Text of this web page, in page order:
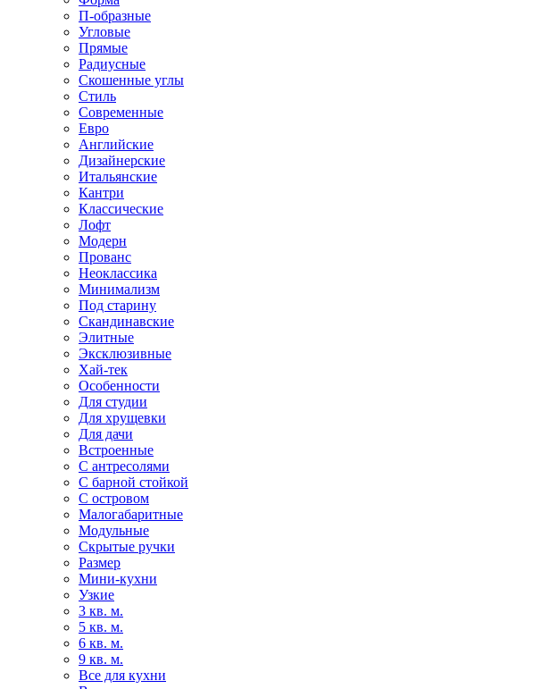
П-образные
Угловые
Прямые
Радиусные
Скошенные углы
Стиль
Современные
Евро
Английские
Дизайнерские
Итальянские
Кантри
Классические
Лофт
Модерн
Прованс
Неоклассика
Минимализм
Под старину
Скандинавские
Элитные
Эксклюзивные
Хай-тек
Особенности
Для студии
Для хрущевки
Для дачи
Встроенные
С антресолями
С барной стойкой
С островом
Малогабаритные
Модульные
Скрытые ручки
Размер
Мини-кухни
Узкие
3 кв. м.
5 кв. м.
6 кв. м.
9 кв. м.
Все для кухни